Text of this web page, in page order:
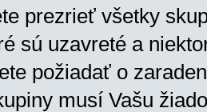
prezrieť všetky
sú uzavreté a
požiadať o
musí Vašu